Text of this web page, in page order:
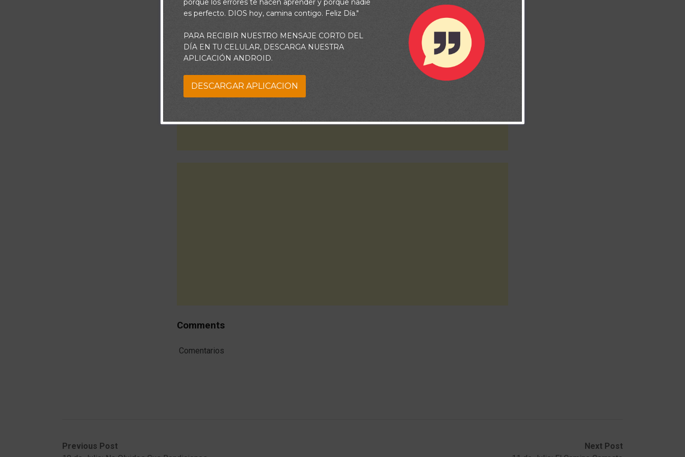
Comments
Comentarios
Previous Post Next Post
porque los errores te hacen aprender y porque nadie
es perfecto. DIOS hoy, camina contigo. Feliz Día."
PARA RECIBIR NUESTRO MENSAJE CORTO DEL
DÍA EN TU CELULAR, DESCARGA NUESTRA
APLICACIÓN ANDROID.
DESCARGAR APLICACION